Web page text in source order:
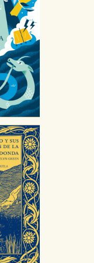
COOKIES
TODO
que nuestro sitio
desde
desde el
posible que algunas
funcionar
su experiencia
de
de
reconfigurarlos cada
es agregada y, por lo
nuestros socios
publicidad
sitios. No
personal sino
única de su